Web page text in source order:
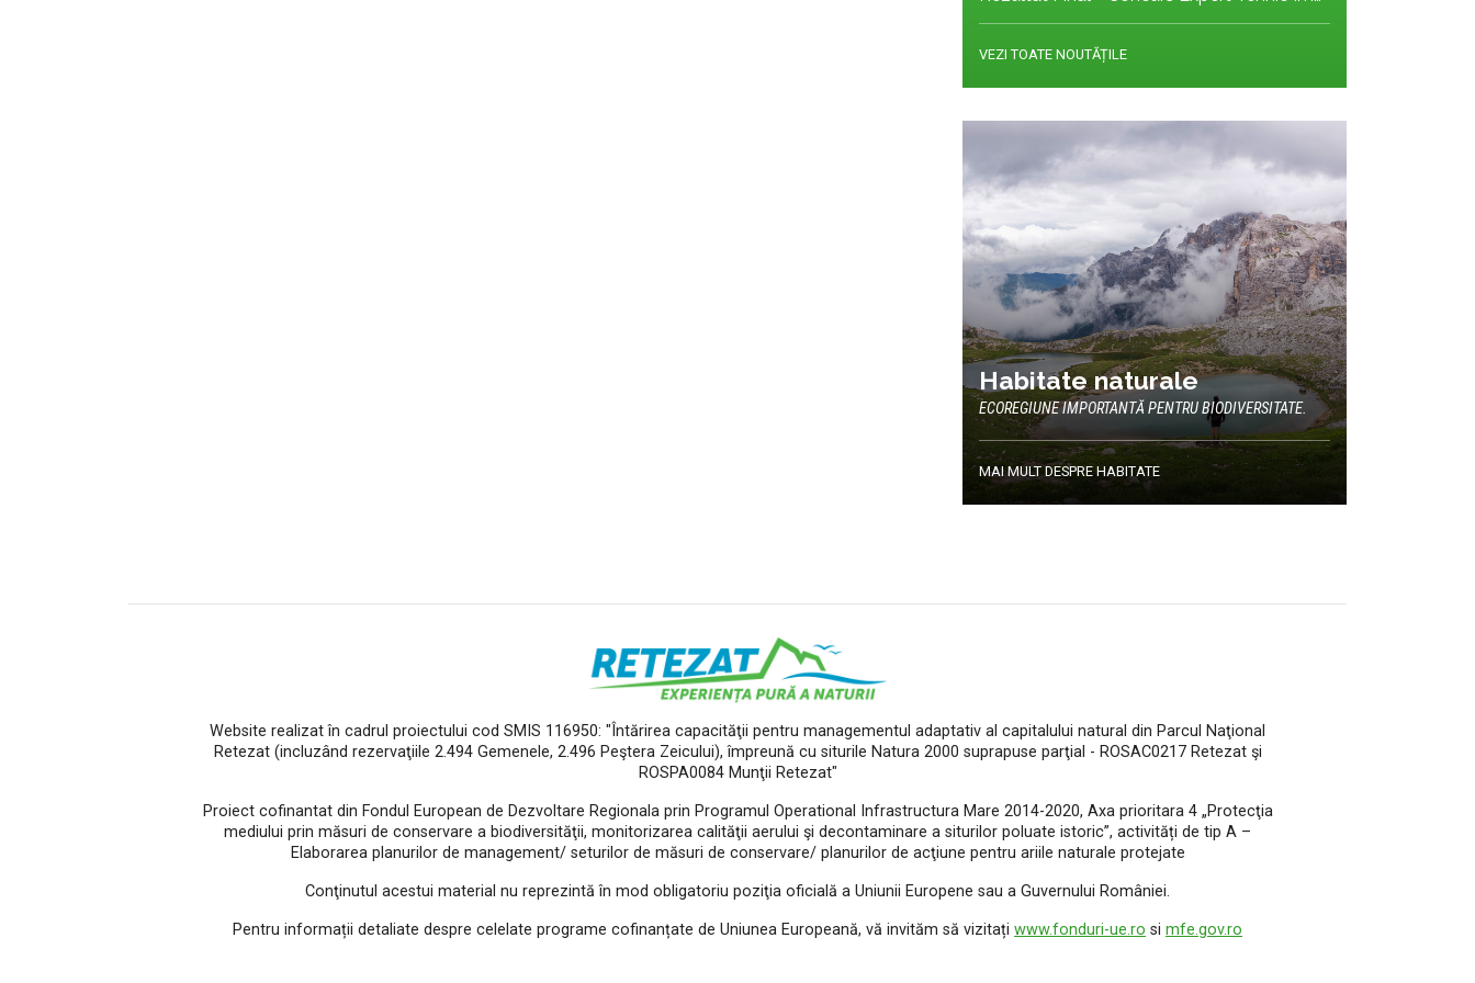
VEZI TOATE NOUTĂȚILE
Habitate naturale
ECOREGIUNE IMPORTANTĂ PENTRU BIODIVERSITATE.
MAI MULT DESPRE HABITATE
Website realizat în cadrul proiectului cod SMIS 116950: "Întărirea capacităţii pentru managementul adaptativ al capitalului natural din Parcul Naţional
Retezat (incluzând rezervaţiile 2.494 Gemenele, 2.496 Peştera Zeicului), împreună cu siturile Natura 2000 suprapuse parţial - ROSAC0217 Retezat şi
ROSPA0084 Munţii Retezat"
Proiect cofinantat din Fondul European de Dezvoltare Regionala prin Programul Operational Infrastructura Mare 2014-2020, Axa prioritara 4 „Protecţia
mediului prin măsuri de conservare a biodiversităţii, monitorizarea calităţii aerului şi decontaminare a siturilor poluate istoric”, activități de tip A –
Elaborarea planurilor de management/ seturilor de măsuri de conservare/ planurilor de acţiune pentru ariile naturale protejate
Conţinutul acestui material nu reprezintă în mod obligatoriu poziţia oficială a Uniunii Europene sau a Guvernului României.
Pentru informații detaliate despre celelate programe cofinanțate de Uniunea Europeană, vă invităm să vizitați www.fonduri-ue.ro si mfe.gov.ro